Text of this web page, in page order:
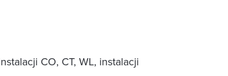
CO, CT, WL, instalacji